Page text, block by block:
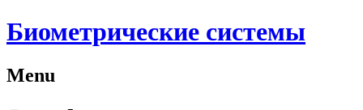
Биометрические системы
Menu